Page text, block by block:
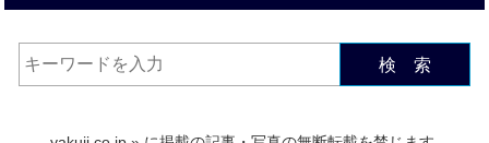
検 索